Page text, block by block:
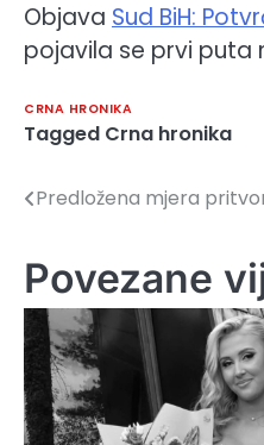
Objava Sud BiH:
pojavila se prvi puta
CRNA HRONIKA
Tagged Crna hronika
Navigacija
Predložena mjera
Povezane